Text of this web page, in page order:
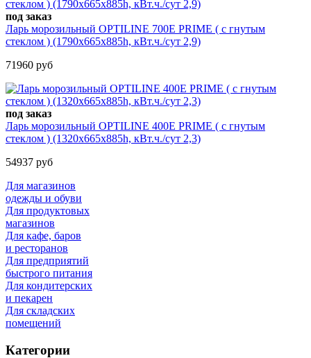
под заказ
Ларь морозильный OPTILINE 700Е PRIME ( с гнутым
стеклом ) (1790х665х885h, кВт.ч./сут 2,9)
71960 руб
под заказ
Ларь морозильный OPTILINE 400Е PRIME ( с гнутым
стеклом ) (1320х665х885h, кВт.ч./сут 2,3)
54937 руб
Для магазинов
одежды и обуви
Для продуктовых
магазинов
Для кафе, баров
и ресторанов
Для предприятий
быстрого питания
Для кондитерских
и пекарен
Для складских
помещений
Категории